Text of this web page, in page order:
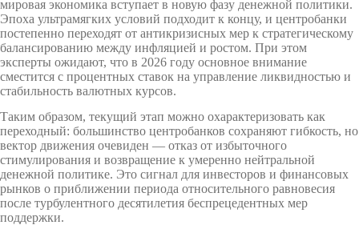
мировая экономика вступает в новую фазу денежной политики.
Эпоха ультрамягких условий подходит к концу, и центробанки
постепенно переходят от антикризисных мер к стратегическому
балансированию между инфляцией и ростом. При этом
эксперты ожидают, что в 2026 году основное внимание
сместится с процентных ставок на управление ликвидностью и
стабильность валютных курсов.
Таким образом, текущий этап можно охарактеризовать как
переходный: большинство центробанков сохраняют гибкость, но
вектор движения очевиден — отказ от избыточного
стимулирования и возвращение к умеренно нейтральной
денежной политике. Это сигнал для инвесторов и финансовых
рынков о приближении периода относительного равновесия
после турбулентного десятилетия беспрецедентных мер
поддержки.